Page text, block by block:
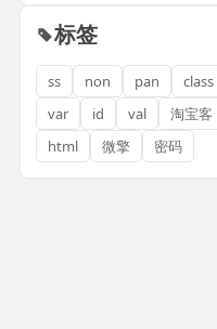
标签
ss non pan class
var
id val 淘宝客
html
微擎 密码